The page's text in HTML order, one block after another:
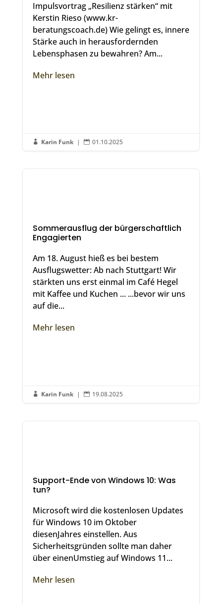
Impulsvortrag „Resilienz stärken“ mit
Kerstin Rieso (www.kr-
beratungscoach.de) Wie gelingt es, innere
Stärke auch in herausfordernden
Lebensphasen zu bewahren? Am...
Mehr lesen
 Karin Funk |  01.10.2025
Sommerausflug der bürgerschaftlich
Engagierten
Am 18. August hieß es bei bestem
Ausflugswetter: Ab nach Stuttgart! Wir
stärkten uns erst einmal im Café Hegel
mit Kaffee und Kuchen ... ...bevor wir uns
auf die...
Mehr lesen
 Karin Funk |  19.08.2025
Support-Ende von Windows 10: Was
tun?
Microsoft wird die kostenlosen Updates
für Windows 10 im Oktober
diesenJahres einstellen. Aus
Sicherheitsgründen sollte man daher
über einenUmstieg auf Windows 11...
Mehr lesen